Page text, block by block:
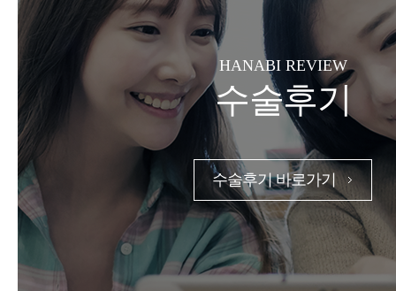
HANABI REVIEW
수술후기
수술후기 바로가기